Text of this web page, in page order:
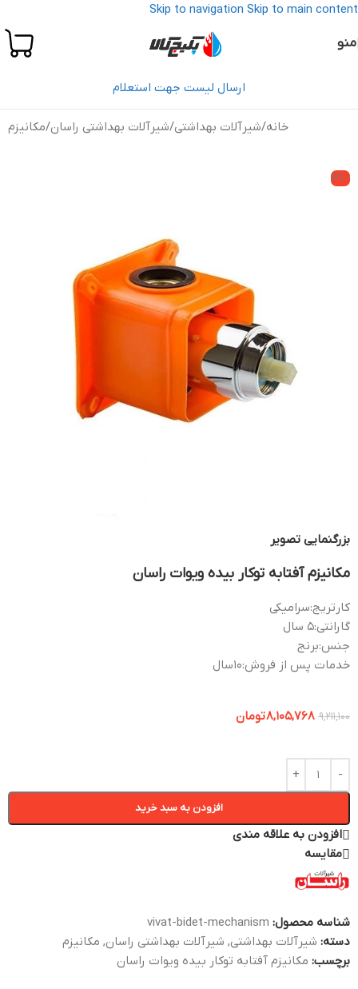
Skip to navigation Skip to main content
منو
ارسال لیست جهت استعلام
خانه/شیرآلات بهداشتی/شیرآلات بهداشتی راسان/مکانیزم
-12%
بزرگنمایی تصویر
مکانیزم آفتابه توکار بیده ویوات راسان
کارتریج:سرامیکی
گارانتی:5 سال
جنس:برنج
خدمات پس از فروش:10سال
9,211,100
8,105,768تومان
افزودن به سبد خرید
افزودن به علاقه مندی
مقایسه
شناسه محصول: vivat-bidet-mechanism
دسته: شیرآلات بهداشتی, شیرآلات بهداشتی راسان, مکانیزم
برچسب: مکانیزم آفتابه توکار بیده ویوات راسان